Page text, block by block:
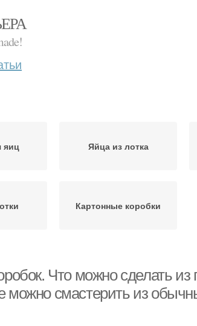
яиц Яйца из лотка
Картонные коробки
Что можно сделать из
можно смастерить из